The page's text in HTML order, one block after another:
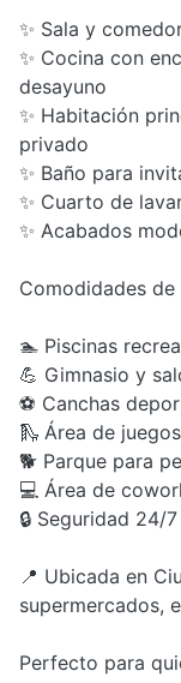
✨ Sala y
✨ Cocina con
desayuno
✨ Habitación
privado
✨ Baño para
✨ Cuarto de
✨ Acabados
Comodidades
🏊 Piscinas
💪 Gimnasio y
⚽ Canchas
🛝 Área de
🐕 Parque para
💻 Área de
🔒 Seguridad 24/7
📍 Ubicada en
supermercados,
Perfecto para